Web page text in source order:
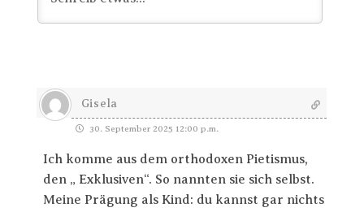
Gisela
30. September 2025 12:00 p.m.
Ich komme aus dem orthodoxen Pietismus,
den „ Exklusiven“. So nannten sie sich selbst.
Meine Prägung als Kind: du kannst gar nichts